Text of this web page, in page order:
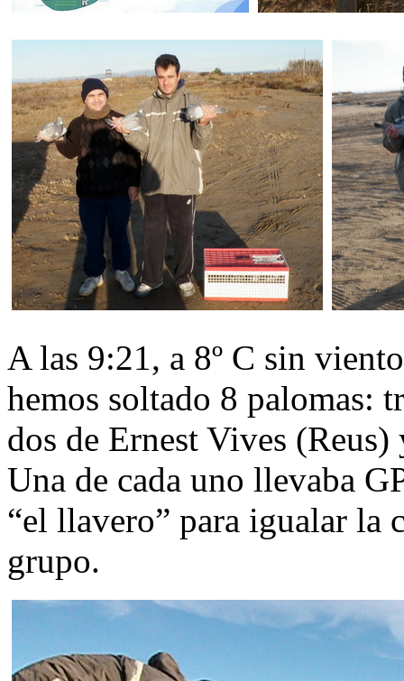
A las 9:21, a 8º C sin
hemos soltado 8 palomas:
dos de Ernest Vives (Reus)
Una de cada uno llevaba
“el llavero” para igualar la
grupo.